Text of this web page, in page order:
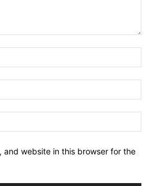
and website in this browser for the